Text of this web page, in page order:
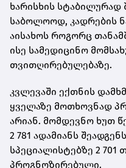
ხარისხის სტაბილურად
საბოლოოდ, კადრების
აისახოს როგორც
ისე სამედიცინო
თვითღირებულებაზე.
კვლევაში ექთნის
ყველაზე მოთხოვნად
არიან. მომდევნო ხუთ
2 781 ადამიანს
სპეციალისტებზე 2 701
პროგნოზირებული.